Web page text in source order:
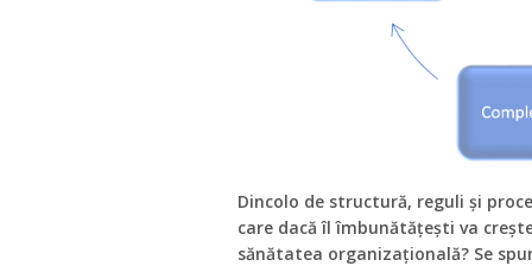
Dincolo de structură, reguli și
care dacă îl îmbunătățești va
sănătatea organizațională? Se